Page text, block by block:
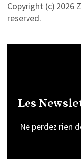
Copyright (c) 2026
reserved.
Les
Ne perdez rien